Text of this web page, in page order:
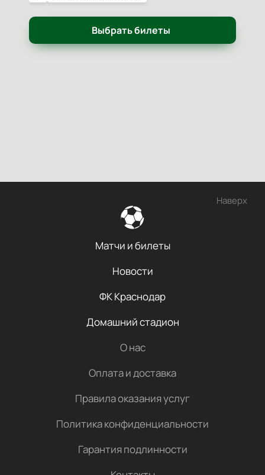
Выбрать билеты
Наверх
Матчи и билеты
Новости
ФК Краснодар
Домашний стадион
О нас
Оплата и доставка
Правила оказания услуг
Политика конфиденциальности
Гарантия подлинности